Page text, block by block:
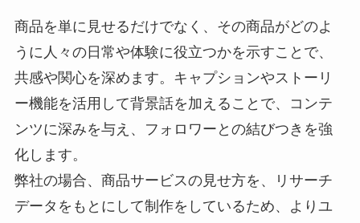
商品を単に見せるだけでなく、その商品がどのよ
うに人々の日常や体験に役立つかを示すことで、
共感や関心を深めます。キャプションやストーリ
ー機能を活用して背景話を加えることで、コンテ
ンツに深みを与え、フォロワーとの結びつきを強
化します。
弊社の場合、商品サービスの見せ方を、リサーチ
データをもとにして制作をしているため、よりユ